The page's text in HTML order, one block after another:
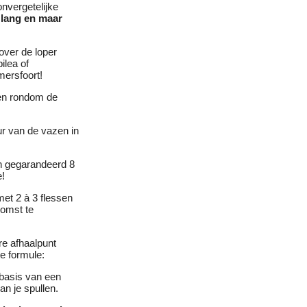
en maar
de loper
of
rondom de
van de vazen in
8
2 à 3 flessen
te
afhaalpunt
formule:
van een
je spullen.